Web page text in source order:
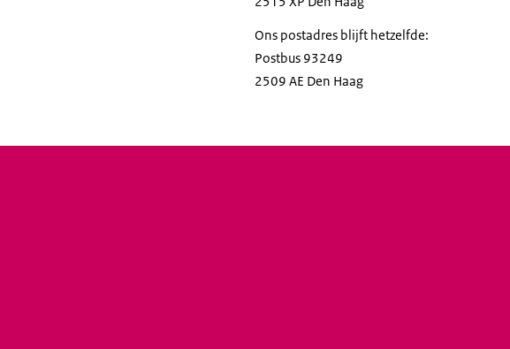
Ons postadres blijft hetzelfde:
Postbus 93249
2509 AE Den Haag